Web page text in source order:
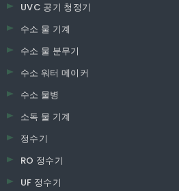
UVC 공기 청정기
수소 물 기계
수소 물 분무기
수소 워터 메이커
수소 물병
소독 물 기계
정수기
RO 정수기
UF 정수기